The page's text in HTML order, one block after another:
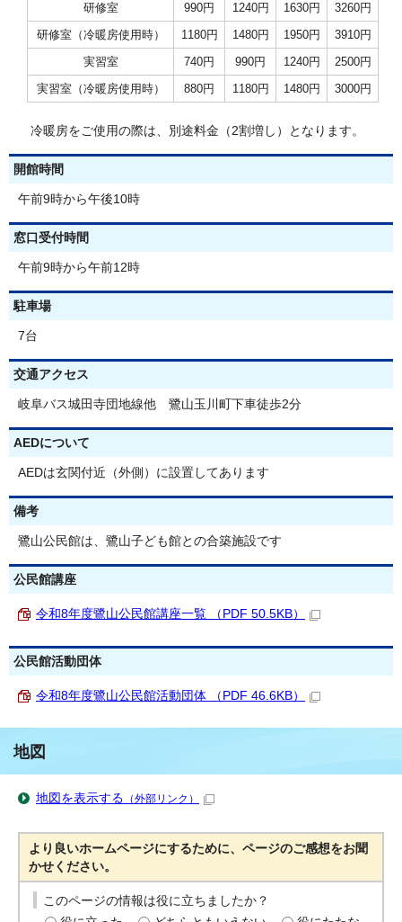
研修室
990円 1240円 1630円
3260円
研修室（冷暖房使用時）
1180円 1480円 1950円
3910円
実習室
740円 990円 1240円
2500円
実習室（冷暖房使用時）
880円 1180円 1480円 3000円
冷暖房をご使用の際は、別途料金（2割増し）となります。
開館時間
午前9時から午後10時
窓口受付時間
午前9時から午前12時
駐車場
7台
交通アクセス
岐阜バス城田寺団地線他 鷺山玉川町下車徒歩2分
AEDについて
AEDは玄関付近（外側）に設置してあります
備考
鷺山公民館は、鷺山子ども館との合築施設です
公民館講座
令和8年度鷺山公民館講座一覧 （PDF 50.5KB）
公民館活動団体
令和8年度鷺山公民館活動団体 （PDF 46.6KB）
地図
地図を表示する （外部リンク）
より良いホームページにするために、ページのご感想をお聞
かせください。
このページの情報は役に立ちましたか？